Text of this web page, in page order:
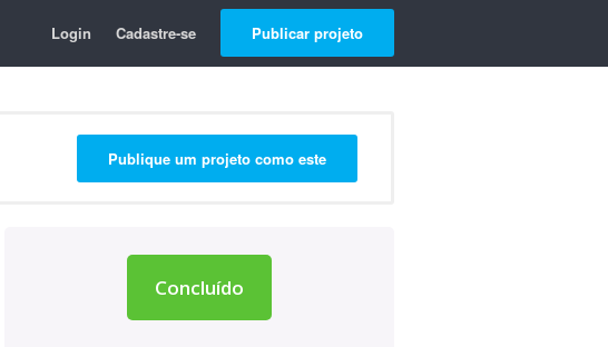
Login Cadastre-se Publicar projeto
Publique um projeto como este
Concluído